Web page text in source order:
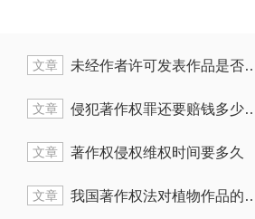
著作权侵权诉讼时效过了3年怎么办
自己的作品被无故删除怎么维权
侵犯著作权罪获利12万一般判多少年
侵犯著作权罪获利8万怎么定罪判多少年